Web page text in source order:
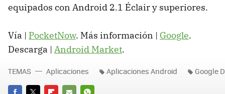
equipados con Android 2.1 Éclair y superiores.
Vía | PocketNow. Más información | Google.
Descarga | Android Market.
TEMAS Aplicaciones Aplicaciones Android Google